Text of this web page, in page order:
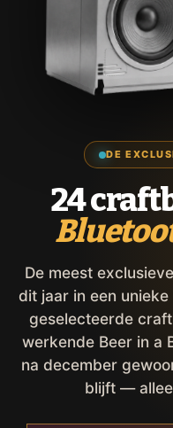
DE
24
De meest
dit jaar in een
geselecteerde
werkende Beer in a
na december
blijft —